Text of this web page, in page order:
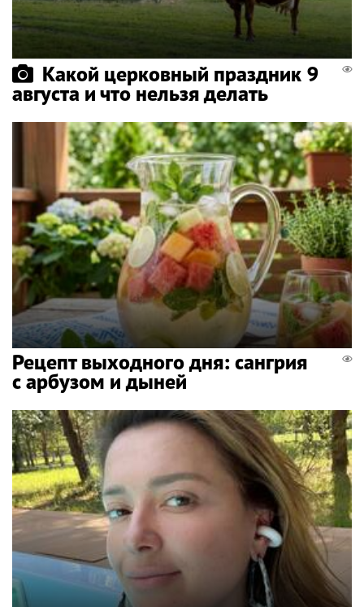
Какой церковный праздник 9
августа и что нельзя делать
Рецепт выходного дня: сангрия
с арбузом и дыней